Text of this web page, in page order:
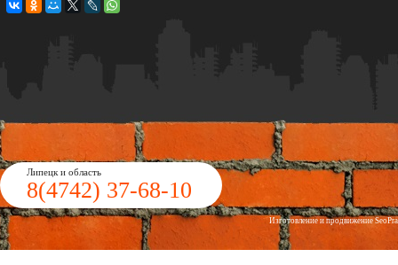
Липецк и область
8(4742) 37-68-10
Изготовление и продвижение Seo